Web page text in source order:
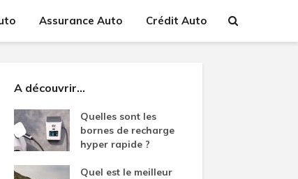
Assurance Auto Crédit Auto
A découvrir…
Quelles sont les
bornes de recharge
hyper rapide ?
Quel est le meilleur